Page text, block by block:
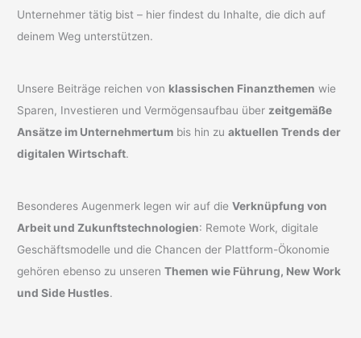
Unternehmer tätig bist – hier findest du Inhalte, die dich auf
deinem Weg unterstützen.
Unsere Beiträge reichen von klassischen Finanzthemen wie
Sparen, Investieren und Vermögensaufbau über zeitgemäße
Ansätze im Unternehmertum bis hin zuaktuellen Trends der
digitalen Wirtschaft.
Besonderes Augenmerk legen wir auf dieVerknüpfung von
Arbeit und Zukunftstechnologien: Remote Work, digitale
Geschäftsmodelle und die Chancen der Plattform-Ökonomie
gehören ebenso zu unserenThemen wie Führung, New Work
und Side Hustles.